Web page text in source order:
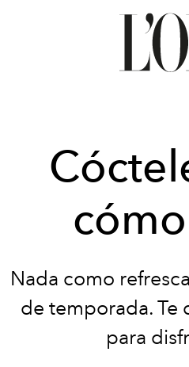
Nada como
de temporada. Te
para